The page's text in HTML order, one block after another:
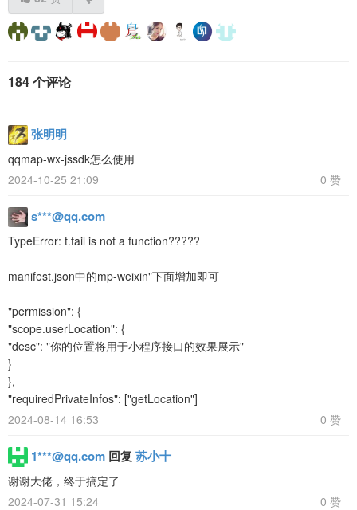
184 个评论
张明明
qqmap-wx-jssdk怎么使用
2024-10-25 21:09
0 赞
s***@qq.com
TypeError: t.fail is not a function?????
manifest.json中的mp-weixin"下面增加即可
"permission": {
"scope.userLocation": {
"desc": "你的位置将用于小程序接口的效果展示"
}
},
"requiredPrivateInfos": ["getLocation"]
2024-08-14 16:53
0 赞
1***@qq.com 回复 苏小十
谢谢大佬，终于搞定了
2024-07-31 15:24
0 赞